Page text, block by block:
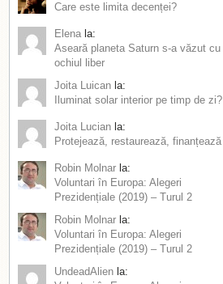
Care este limita decenței?
Elena la:
Aseară planeta Saturn s-a văzut cu
ochiul liber
Joita Luican la:
Iluminat solar interior pe timp de zi?
Joita Lucian la:
Protejează, restaurează, finanțează
Robin Molnar la:
Voluntari în Europa: Alegeri
Prezidențiale (2019) – Turul 2
Robin Molnar la:
Voluntari în Europa: Alegeri
Prezidențiale (2019) – Turul 2
UndeadAlien la: